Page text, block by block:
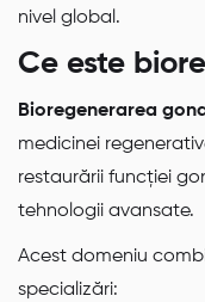
nivel global.
Ce este
Bioregenerarea
medicinei
restaurării funcției
tehnologii avansate.
Acest domeniu
specializări: